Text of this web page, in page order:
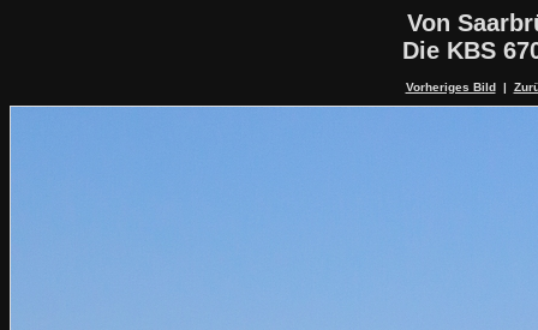
Von
Die KBS
Vorheriges Bild